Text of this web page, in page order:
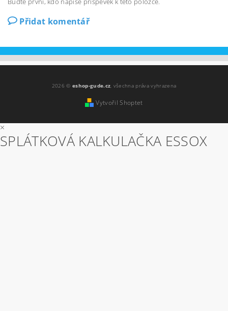
Přidat komentář
2026 ©eshop-gude.cz, všechna práva vyhrazena
Vytvořil Shoptet
×
SPLÁTKOVÁ KALKULAČKA ESSOX